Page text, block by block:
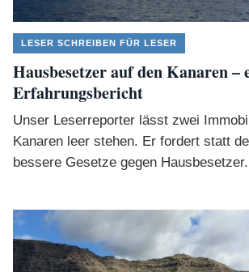
LESER SCHREIBEN FÜR LESER
Hausbesetzer auf den Kanaren –
Erfahrungsbericht
Unser Leserreporter lässt zwei
Kanaren leer stehen. Er fordert statt
bessere Gesetze gegen Hausbesetzer.